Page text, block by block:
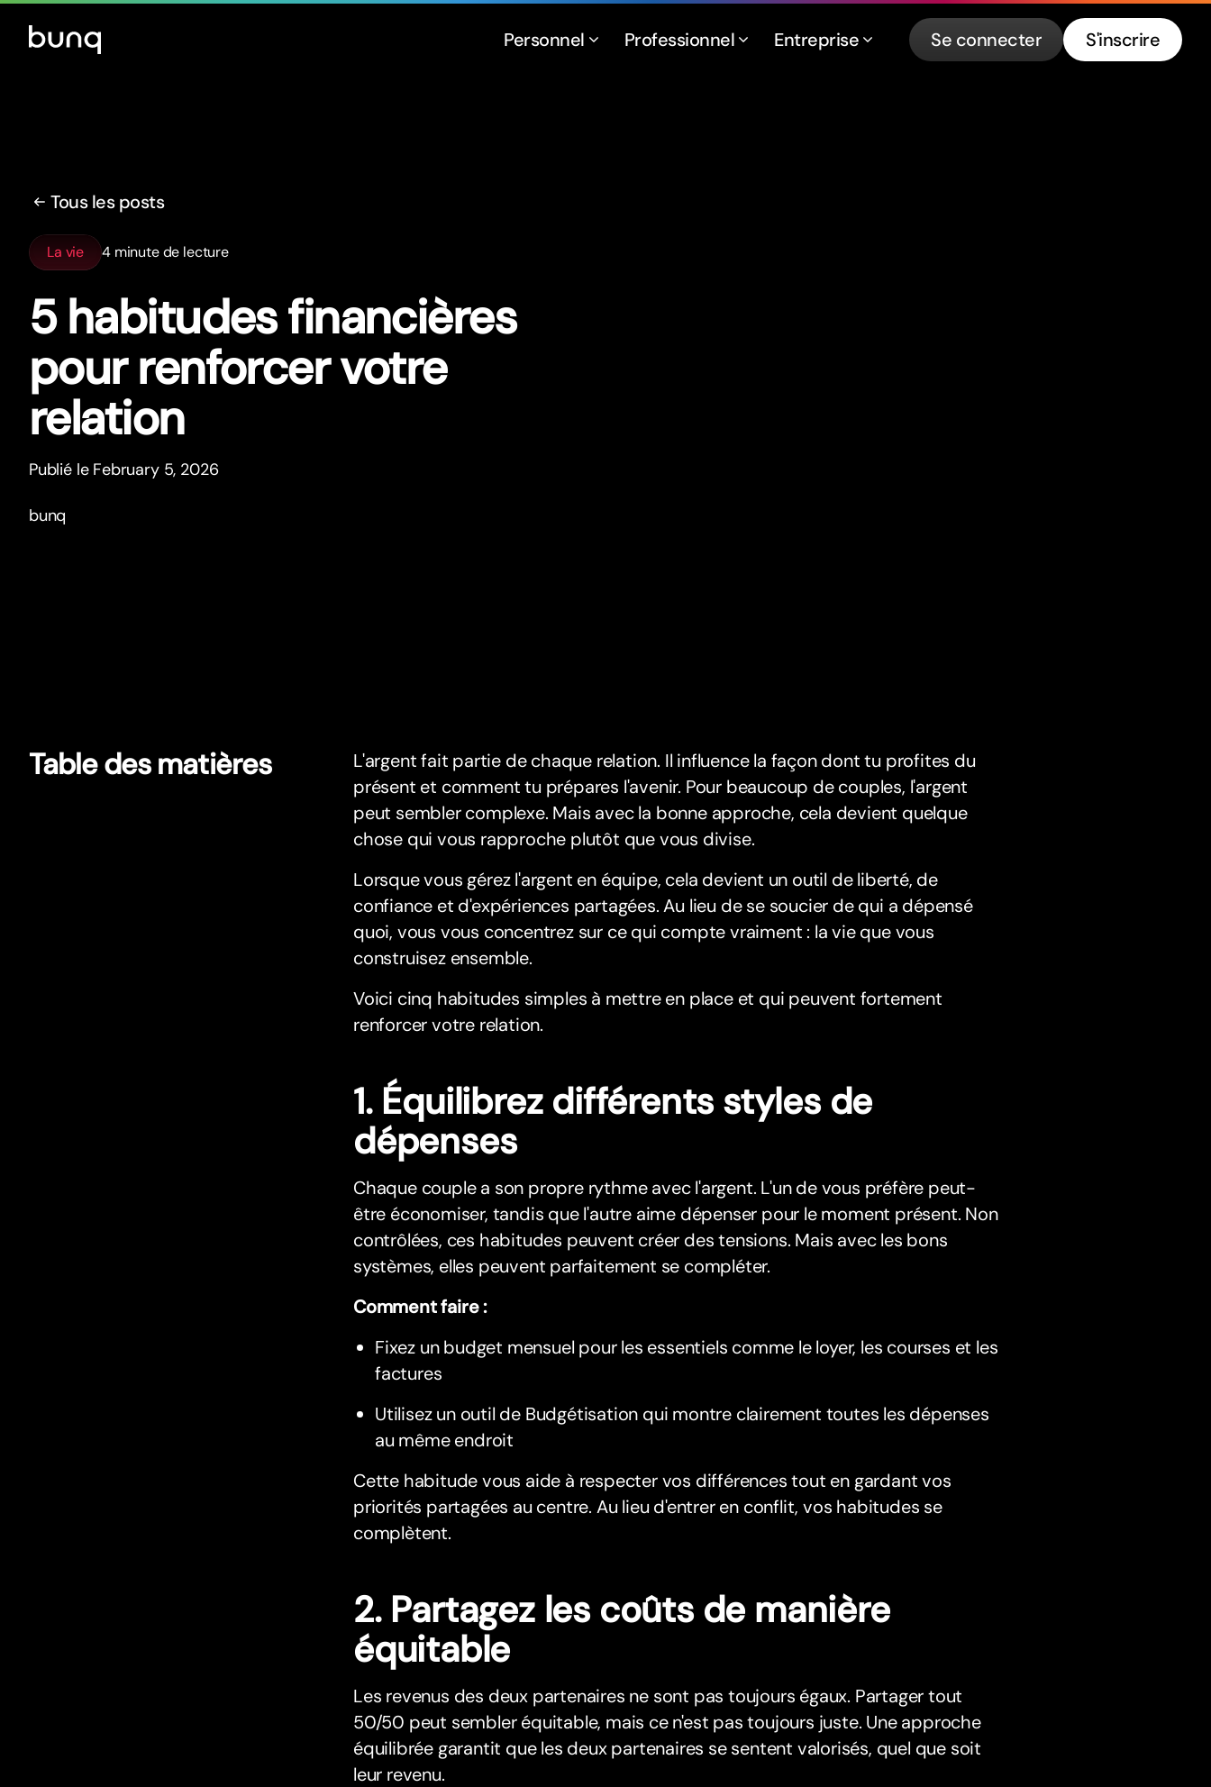
Personnel Professionnel Entreprise Se connecter S'inscrire
Tous les posts
La vie 4 minute de lecture
5 habitudes financières
pour renforcer votre
relation
Publié le February 5, 2026
bunq
Table des matières
L'argent fait partie de chaque relation. Il influence la façon dont tu profites du
présent et comment tu prépares l'avenir. Pour beaucoup de couples, l'argent
peut sembler complexe. Mais avec la bonne approche, cela devient quelque
chose qui vous rapproche plutôt que vous divise.
Lorsque vous gérez l'argent en équipe, cela devient un outil de liberté, de
confiance et d'expériences partagées. Au lieu de se soucier de qui a dépensé
quoi, vous vous concentrez sur ce qui compte vraiment : la vie que vous
construisez ensemble.
Voici cinq habitudes simples à mettre en place et qui peuvent fortement
renforcer votre relation.
1. Équilibrez différents styles de
dépenses
Chaque couple a son propre rythme avec l'argent. L'un de vous préfère peut-
être économiser, tandis que l'autre aime dépenser pour le moment présent. Non
contrôlées, ces habitudes peuvent créer des tensions. Mais avec les bons
systèmes, elles peuvent parfaitement se compléter.
Comment faire :
Fixez un budget mensuel pour les essentiels comme le loyer, les courses et les
factures
Utilisez un outil de Budgétisation qui montre clairement toutes les dépenses
au même endroit
Cette habitude vous aide à respecter vos différences tout en gardant vos
priorités partagées au centre. Au lieu d'entrer en conflit, vos habitudes se
complètent.
2. Partagez les coûts de manière
équitable
Les revenus des deux partenaires ne sont pas toujours égaux. Partager tout
50/50 peut sembler équitable, mais ce n'est pas toujours juste. Une approche
équilibrée garantit que les deux partenaires se sentent valorisés, quel que soit
leur revenu.